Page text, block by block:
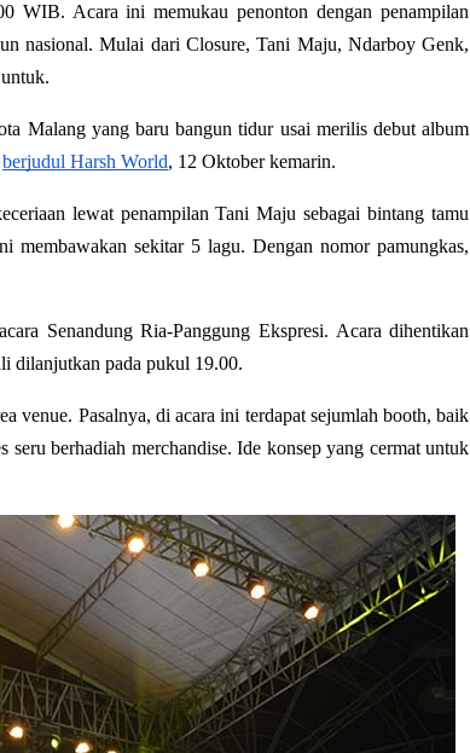
WIB. Acara ini memukau penonton dengan penampilan
nasional. Mulai dari Closure, Tani Maju, Ndarboy Genk,
Malang yang baru bangun tidur usai merilis debut album
berjudul Harsh World, 12 Oktober kemarin.
lewat penampilan Tani Maju sebagai bintang tamu
sekitar 5 lagu. Dengan nomor pamungkas,
Senandung Ria-Panggung Ekspresi. Acara dihentikan
dilanjutkan pada pukul 19.00.
venue. Pasalnya, di acara ini terdapat sejumlah booth, baik
seru berhadiah merchandise. Ide konsep yang cermat untuk